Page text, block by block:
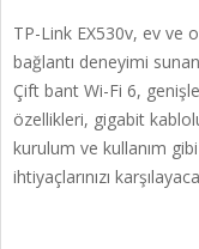
TP-Link EX530v, ev ve
bağlantı deneyimi
Çift bant Wi-Fi 6,
özellikleri, gigabit
kurulum ve kullanım
ihtiyaçlarınızı